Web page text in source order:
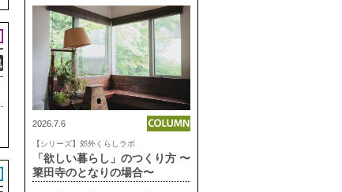
2026.7.6
【シリーズ】郊外くらしラボ
「欲しい暮らし」のつくり方 〜
簗田寺のとなりの場合〜